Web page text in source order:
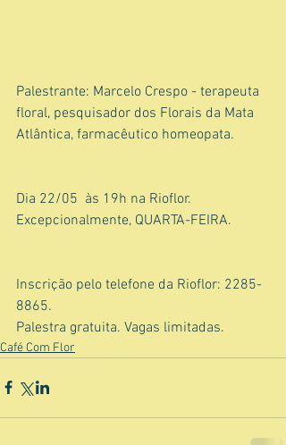
Palestrante: Marcelo Crespo - terapeuta
floral, pesquisador dos Florais da Mata
Atlântica, farmacêutico homeopata.
Dia 22/05  às 19h na Rioflor.
Excepcionalmente, QUARTA-FEIRA.
Inscrição pelo telefone da Rioflor: 2285-
8865.
Palestra gratuita. Vagas limitadas.
Café Com Flor